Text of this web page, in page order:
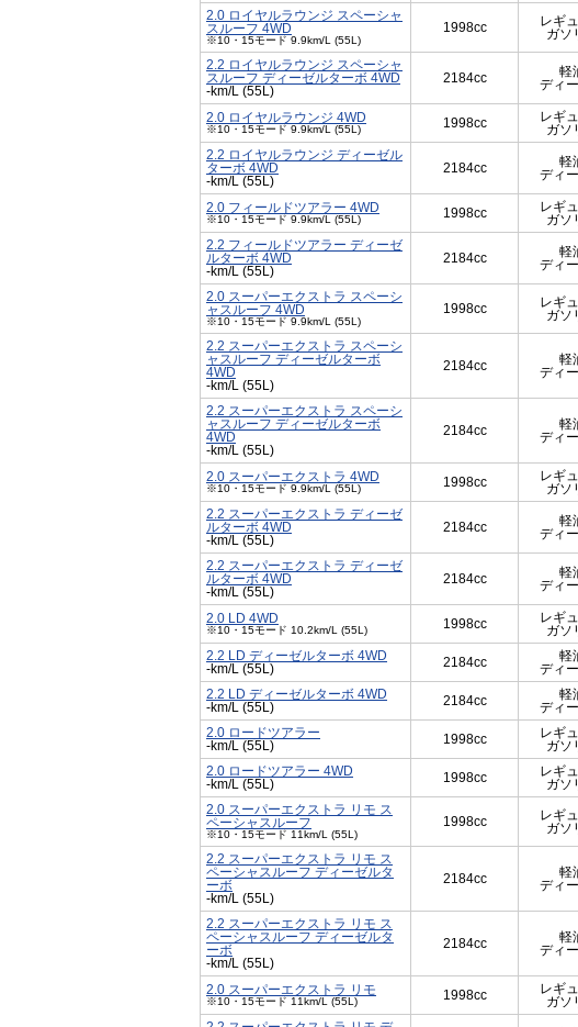
2.0 ロイヤルラウンジ スペーシャ
スルーフ 4WD
※10・15モード 9.9km/L (55L)
1998cc
レギ
ガソ
2.2 ロイヤルラウンジ スペーシャ
スルーフ ディーゼルターボ 4WD
-km/L (55L)
2184cc
軽
ディ
2.0 ロイヤルラウンジ 4WD
※10・15モード 9.9km/L (55L) 1998cc
レギ
ガソ
2.2 ロイヤルラウンジ ディーゼル
ターボ 4WD
-km/L (55L)
2184cc
軽
ディ
2.0 フィールドツアラー 4WD
※10・15モード 9.9km/L (55L) 1998cc
レギ
ガソ
2.2 フィールドツアラー ディーゼ
ルターボ 4WD
-km/L (55L)
2184cc
軽
ディ
2.0 スーパーエクストラ スペーシ
ャスルーフ 4WD
※10・15モード 9.9km/L (55L)
1998cc
レギ
ガソ
2.2 スーパーエクストラ スペーシ
ャスルーフ ディーゼルターボ
4WD
-km/L (55L)
2184cc
軽
ディ
2.2 スーパーエクストラ スペーシ
ャスルーフ ディーゼルターボ
4WD
-km/L (55L)
2184cc
軽
ディ
2.0 スーパーエクストラ 4WD
※10・15モード 9.9km/L (55L) 1998cc
レギ
ガソ
2.2 スーパーエクストラ ディーゼ
ルターボ 4WD
-km/L (55L)
2184cc
軽
ディ
2.2 スーパーエクストラ ディーゼ
ルターボ 4WD
-km/L (55L)
2184cc
軽
ディ
2.0 LD 4WD
※10・15モード 10.2km/L (55L) 1998cc
レギ
ガソ
2.2 LD ディーゼルターボ 4WD
-km/L (55L)
2184cc
軽
ディ
2.2 LD ディーゼルターボ 4WD
-km/L (55L)
2184cc
軽
ディ
2.0 ロードツアラー
-km/L (55L)
1998cc
レギ
ガソ
2.0 ロードツアラー 4WD
-km/L (55L)
1998cc
レギ
ガソ
2.0 スーパーエクストラ リモ ス
ペーシャスルーフ
※10・15モード 11km/L (55L)
1998cc
レギ
ガソ
2.2 スーパーエクストラ リモ ス
ペーシャスルーフ ディーゼルタ
ーボ
-km/L (55L)
2184cc
軽
ディ
2.2 スーパーエクストラ リモ ス
ペーシャスルーフ ディーゼルタ
ーボ
-km/L (55L)
2184cc
軽
ディ
2.0 スーパーエクストラ リモ
※10・15モード 11km/L (55L) 1998cc
レギ
ガソ